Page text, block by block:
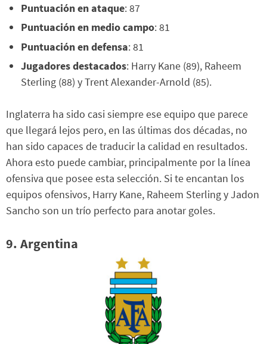
Puntuación en ataque: 87
Puntuación en medio campo: 81
Puntuación en defensa: 81
Jugadores destacados: Harry Kane (89), Raheem
Sterling (88) y Trent Alexander-Arnold (85).
Inglaterra ha sido casi siempre ese equipo que parece
que llegará lejos pero, en las últimas dos décadas, no
han sido capaces de traducir la calidad en resultados.
Ahora esto puede cambiar, principalmente por la línea
ofensiva que posee esta selección. Si te encantan los
equipos ofensivos, Harry Kane, Raheem Sterling y Jadon
Sancho son un trío perfecto para anotar goles.
9. Argentina